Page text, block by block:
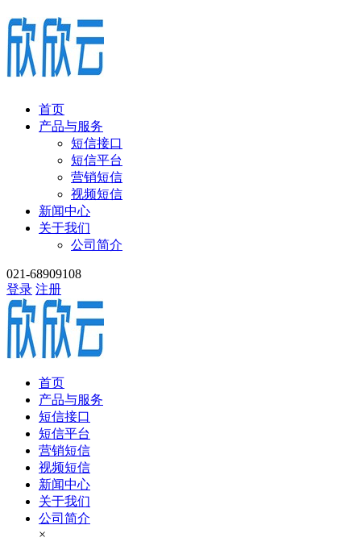
首页
产品与服务
短信接口
短信平台
营销短信
视频短信
新闻中心
关于我们
公司简介
021-68909108
登录 注册
首页
产品与服务
短信接口
短信平台
营销短信
视频短信
新闻中心
关于我们
公司简介
×